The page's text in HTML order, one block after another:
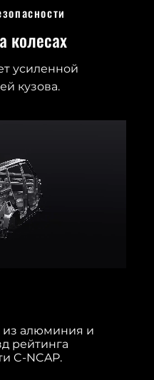
колесах
усиленной
кузова.
из алюминия и
рейтинга
C-NCAP.